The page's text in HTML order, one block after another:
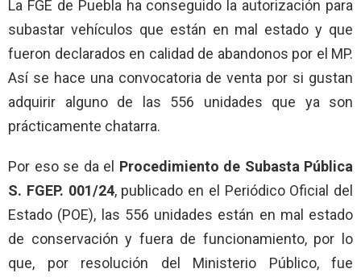
La FGE de Puebla ha conseguido la autorización para
subastar vehículos que están en mal estado y que
fueron declarados en calidad de abandonos por el MP.
Así se hace una convocatoria de venta por si gustan
adquirir alguno de las 556 unidades que ya son
prácticamente chatarra.
Por eso se da el Procedimiento de Subasta Pública
S. FGEP. 001/24, publicado en el Periódico Oficial del
Estado (POE), las 556 unidades están en mal estado
de conservación y fuera de funcionamiento, por lo
que, por resolución del Ministerio Público, fue